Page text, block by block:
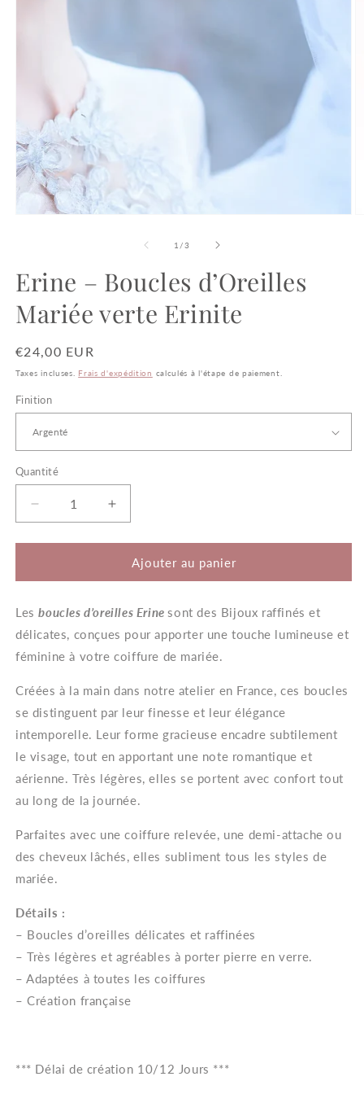
une
fenêtre
modale
1 /de
3
Erine – Boucles d’Oreilles
Mariée verte Erinite
Prix
habituel
€24,00 EUR
Taxes incluses. Frais d'expédition calculés à l'étape de paiement.
Finition
Quantité
Quantité
Réduire
la
quantité
Erine
Boucles
d’Oreilles
verte
Augmenter
la
quantité
Erine
Boucles
d’Oreilles
verte
Ajouter au panier
Lesboucles d’oreilles Erinesont des Bijoux raffinés et
délicates, conçues pour apporter une touche lumineuse et
féminine à votre coiffure de mariée.
Créées à la main dans notre atelier en France, ces boucles
se distinguent par leur finesse et leur élégance
intemporelle. Leur forme gracieuse encadre subtilement
le visage, tout en apportant une note romantique et
aérienne. Très légères, elles se portent avec confort tout
au long de la journée.
Parfaites avec une coiffure relevée, une demi-attache ou
des cheveux lâchés, elles subliment tous les styles de
mariée.
Détails :
– Boucles d’oreilles délicates et raffinées
– Très légères et agréables à porter pierre en verre.
– Adaptées à toutes les coiffures
– Création française
*** Délai de création 10/12 Jours ***